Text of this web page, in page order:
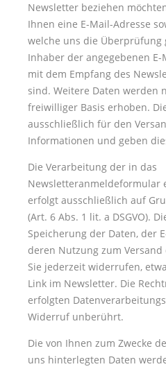
Newsletter beziehen
Ihnen eine E-Mail-Adresse
welche uns die Überprüfung
Inhaber der angegebenen
mit dem Empfang des
sind. Weitere Daten werden
freiwilliger Basis erhoben.
ausschließlich für den
Informationen und geben
Die Verarbeitung der in das
Newsletteranmeldeformular
erfolgt ausschließlich auf
(Art. 6 Abs. 1 lit. a DSGVO).
Speicherung der Daten, der
deren Nutzung zum
Sie jederzeit widerrufen,
Link im Newsletter. Die
erfolgten
Widerruf unberührt.
Die von Ihnen zum Zwecke
uns hinterlegten Daten